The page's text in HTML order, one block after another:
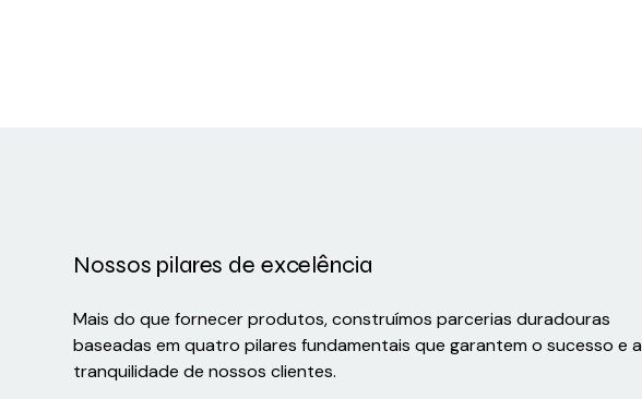
Nossos pilares de excelência
Mais do que fornecer produtos, construímos parcerias duradouras
baseadas em quatro pilares fundamentais que garantem o sucesso e a
tranquilidade de nossos clientes.